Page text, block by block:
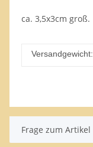
ca. 3,5x3cm groß.
Versandgewicht:
Frage zum Artikel